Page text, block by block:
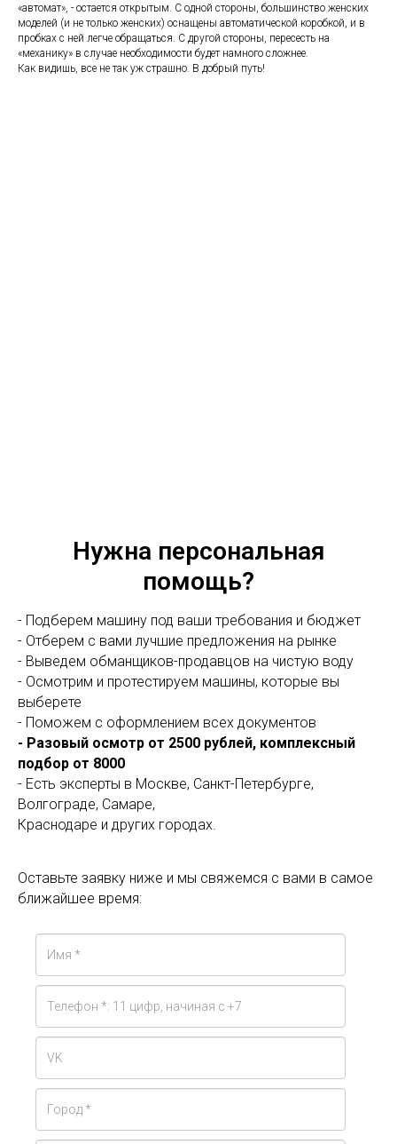
«автомат», - остается открытым. С одной стороны, большинство женских
моделей (и не только женских) оснащены автоматической коробкой, и в
пробках с ней легче обращаться. С другой стороны, пересесть на
«механику» в случае необходимости будет намного сложнее.
Как видишь, все не так уж страшно. В добрый путь!
Нужна персональная
помощь?
- Подберем машину под ваши требования и бюджет
- Отберем с вами лучшие предложения на рынке
- Выведем обманщиков-продавцов на чистую воду
- Осмотрим и протестируем машины, которые вы
выберете
- Поможем с оформлением всех документов
- Разовый осмотр от 2500 рублей, комплексный
подбор от 8000
- Есть эксперты в Москве, Санкт-Петербурге,
Волгограде, Самаре,
Краснодаре и других городах.
Оставьте заявку ниже и мы свяжемся с вами в самое
ближайшее время: